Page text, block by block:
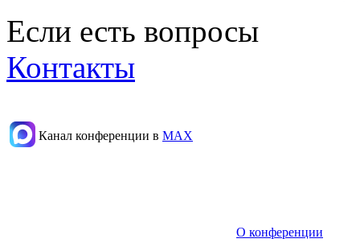
Если есть вопросы
Контакты
Канал конференции в МАХ
О конференции